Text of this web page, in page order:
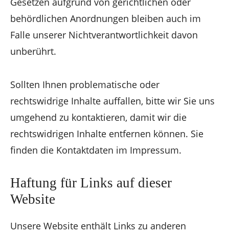
behördlichen Anordnungen bleiben auch im
Falle unserer Nichtverantwortlichkeit davon
unberührt.
Sollten Ihnen problematische oder
rechtswidrige Inhalte auffallen, bitte wir Sie uns
umgehend zu kontaktieren, damit wir die
rechtswidrigen Inhalte entfernen können. Sie
finden die Kontaktdaten im Impressum.
Haftung für Links auf dieser
Website
Unsere Website enthält Links zu anderen